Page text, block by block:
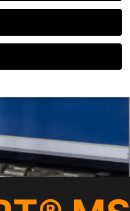
möchten, müssen Sie Ihre
sind essenziell, während
Daten können
oder Anzeigen- und
in unserer
zu ganzen Kategorien
auswählen.